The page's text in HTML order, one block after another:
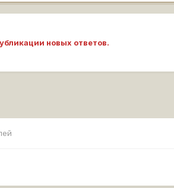
новых ответов.